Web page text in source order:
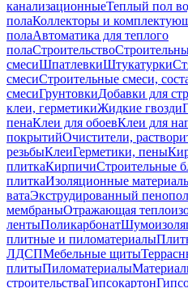
канализационныеТеплый пол
полаКоллекторы и
полаАвтоматика для теплого
полаСтроительство
смесиШпатлевкиШтукатурки
смесиСтроительные смеси,
смесиГрунтовкиДобавки для
клеи, герметикиЖидкие гвозди
пенаКлеи для обоевКлеи для
покрытийОчистители,
резьбыКлеиГерметики, пены
плиткаКирпичиСтроительные
плиткаИзоляционные
ватаЭкструдированный
мембраныОтражающая
лентыПоликарбонат
плитные и пиломатериалы
ЛДСПМебельные щиты
плитыПиломатериалы
строительстваГипсокартон